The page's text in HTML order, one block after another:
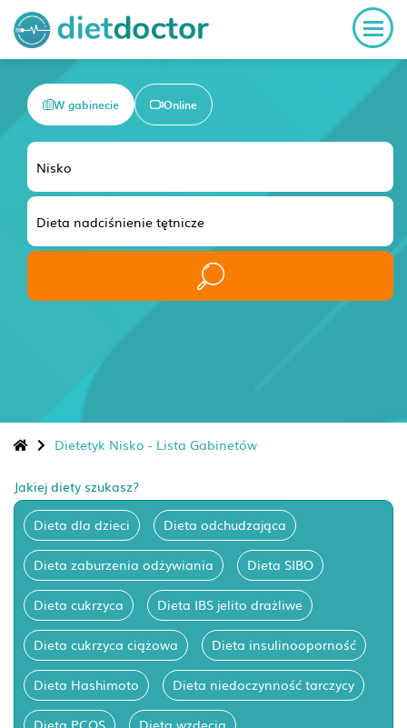
W gabinecie Online
Dietetyk Nisko - Lista Gabinetów
Jakiej diety szukasz?
Dieta dla dzieci Dieta odchudzająca
Dieta zaburzenia odżywiania Dieta SIBO
Dieta cukrzyca Dieta IBS jelito drażliwe
Dieta cukrzyca ciążowa Dieta insulinooporność
Dieta Hashimoto Dieta niedoczynność tarczycy
Dieta PCOS Dieta wzdęcia